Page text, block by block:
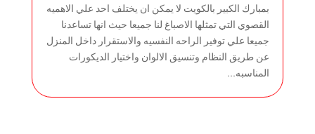
بمبارك الكبير بالكويت لا يمكن ان يختلف احد علي الاهميه
القصوي التي تمثلها الاصباغ لنا جميعا حيث انها تساعدنا
جميعا علي توفير الراحه النفسيه والاستقرار داخل المنزل
عن طريق النظام وتنسيق الالوان واختيار الديكورات
المناسبه...